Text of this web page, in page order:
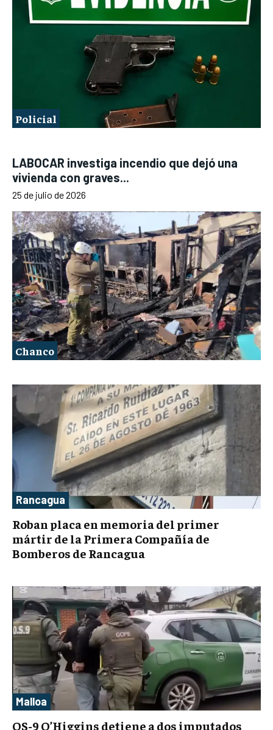
Policial
LABOCAR investiga incendio que dejó una
vivienda con graves...
25 de julio de 2026
Chanco
Rancagua
Roban placa en memoria del primer
mártir de la Primera Compañía de
Bomberos de Rancagua
Malloa
OS-9 O’Higgins detiene a dos imputados